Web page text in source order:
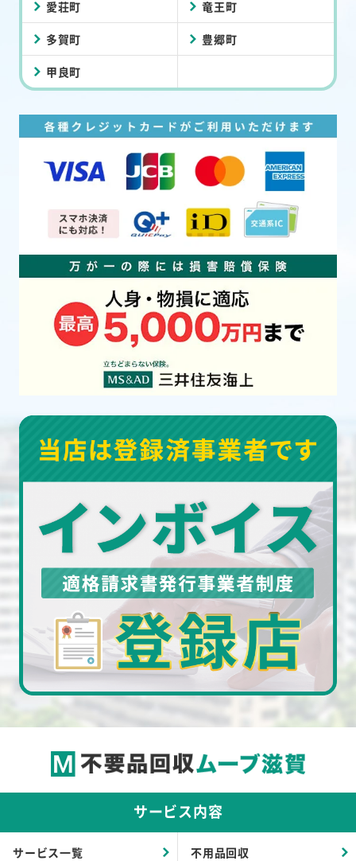
愛荘町 竜王町
多賀町 豊郷町
甲良町
サービス内容
サービス一覧 不用品回収